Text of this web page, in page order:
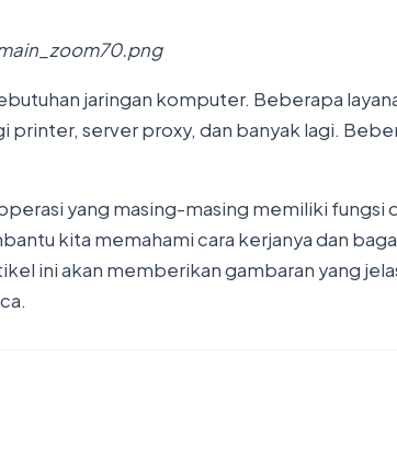
jaringan komputer. Beberapa
printer, server proxy, dan banyak lagi.
yang masing-masing memiliki fungsi
kita memahami cara kerjanya dan
ini akan memberikan gambaran yang